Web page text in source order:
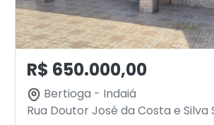
R$ 650.000,00
Bertioga - Indaiá
Rua Doutor José da Costa e Silva